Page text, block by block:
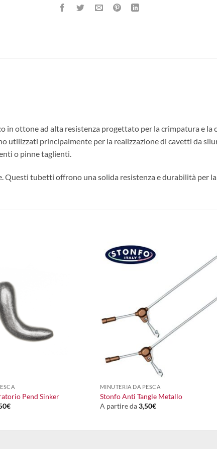
in ottone ad alta resistenza progettato per la crimpatura e la
utilizzati principalmente per la realizzazione di cavetti da
o pinne taglienti.
Questi tubetti offrono una solida resistenza e durabilità per
Pend Sinker
€
MINUTERIA DA PESCA
Stonfo Anti Tangle Metallo
A partire da3,50€